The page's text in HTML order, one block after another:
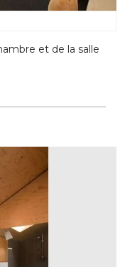
et de la salle